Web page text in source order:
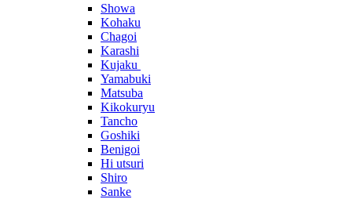
Showa
Kohaku
Chagoi
Karashi
Kujaku
Yamabuki
Matsuba
Kikokuryu
Tancho
Goshiki
Benigoi
Hi utsuri
Shiro
Sanke